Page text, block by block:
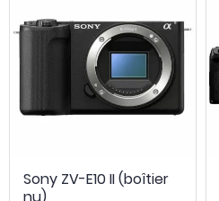
NOUVEAU
Sony ZV-E10 II (boîtier
nu)